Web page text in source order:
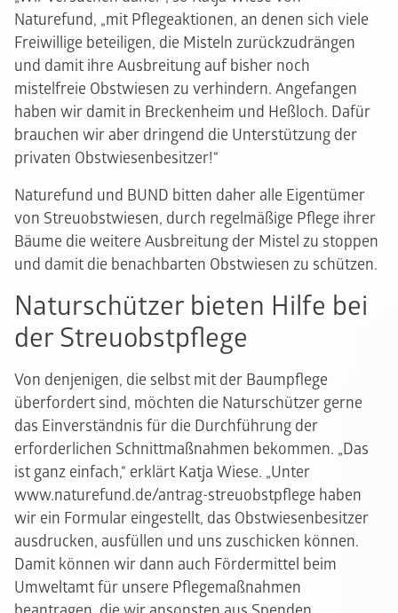
Naturefund, „mit Pflegeaktionen, an denen sich viele
Freiwillige beteiligen, die Misteln zurückzudrängen
und damit ihre Ausbreitung auf bisher noch
mistelfreie Obstwiesen zu verhindern. Angefangen
haben wir damit in Breckenheim und Heßloch. Dafür
brauchen wir aber dringend die Unterstützung der
privaten Obstwiesenbesitzer!“
Naturefund und BUND bitten daher alle Eigentümer
von Streuobstwiesen, durch regelmäßige Pflege ihrer
Bäume die weitere Ausbreitung der Mistel zu stoppen
und damit die benachbarten Obstwiesen zu schützen.
Naturschützer bieten Hilfe bei
der Streuobstpflege
Von denjenigen, die selbst mit der Baumpflege
überfordert sind, möchten die Naturschützer gerne
das Einverständnis für die Durchführung der
erforderlichen Schnittmaßnahmen bekommen. „Das
ist ganz einfach,“ erklärt Katja Wiese. „Unter
www.naturefund.de/antrag-streuobstpflege haben
wir ein Formular eingestellt, das Obstwiesenbesitzer
ausdrucken, ausfüllen und uns zuschicken können.
Damit können wir dann auch Fördermittel beim
Umweltamt für unsere Pflegemaßnahmen